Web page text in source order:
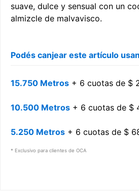
suave, dulce y sensual con un
almizcle de malvavisco.
Podés canjear este artículo
15.750 Metros + 6 cuotas de $
10.500 Metros + 6 cuotas de $
5.250 Metros + 6 cuotas de $
* Exclusivo para clientes de OCA